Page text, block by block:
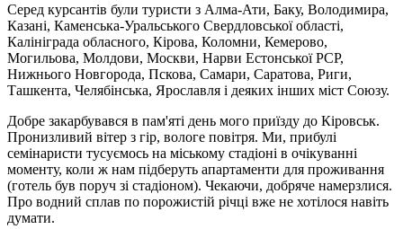
Серед курсантів були туристи з Алма-Ати, Баку, Володимира,
Казані, Каменська-Уральського Свердловської області,
Калініграда обласного, Кірова, Коломни, Кемерово,
Могильова, Молдови, Москви, Нарви Естонської РСР,
Нижнього Новгорода, Пскова, Самари, Саратова, Риги,
Ташкента, Челябінська, Ярославля і деяких інших міст Союзу.
Добре закарбувався в пам'яті день мого приїзду до Кіровськ.
Пронизливий вітер з гір, вологе повітря. Ми, прибулі
семінаристи тусуємось на міському стадіоні в очікуванні
моменту, коли ж нам підберуть апартаменти для проживання
(готель був поруч зі стадіоном). Чекаючи, добряче намерзлися.
Про водний сплав по порожистій річці вже не хотілося навіть
думати.